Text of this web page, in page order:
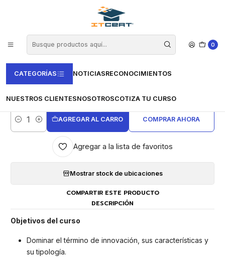
0
CATEGORÍAS NOTICIASRECONOCIMIENTOS
NUESTROS CLIENTESNOSOTROSCOTIZA TU CURSO
Vertice Administración y Gestión
Curso de Innovación y Creatividad (50 horas)
Curso de Innovación y Creatividad (50
horas)
Cantidad
AGREGAR AL CARRO COMPRAR AHORA
Agregar a la lista de favoritos
Mostrar stock de ubicaciones
COMPARTIR ESTE PRODUCTO
DESCRIPCIÓN
Objetivos del curso
Dominar el término de innovación, sus características y
su tipología.